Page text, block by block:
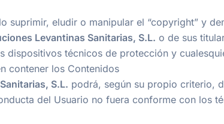
suprimir, eludir o manipular el “copyright” y
Levantinas Sanitarias, S.L. o de sus
dispositivos técnicos de protección y
contener los Contenidos
S.L. podrá, según su propio criterio,
del Usuario no fuera conforme con los